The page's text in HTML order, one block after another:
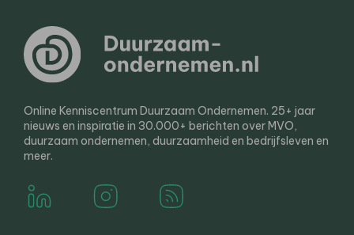
Online Kenniscentrum Duurzaam Ondernemen. 25+ jaar
nieuws en inspiratie in 30.000+ berichten over MVO,
duurzaam ondernemen, duurzaamheid en bedrijfsleven en
meer.